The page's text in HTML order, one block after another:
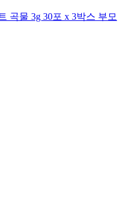
곡물 3g 30포 x 3박스 부모